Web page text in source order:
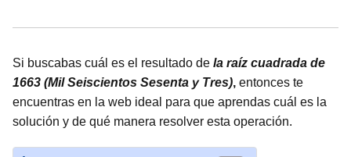
Si buscabas cuál es el resultado de la raíz cuadrada de
1663 (Mil Seiscientos Sesenta y Tres), entonces te
encuentras en la web ideal para que aprendas cuál es la
solución y de qué manera resolver esta operación.